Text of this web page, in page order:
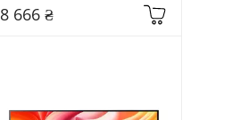
8 666 ₴